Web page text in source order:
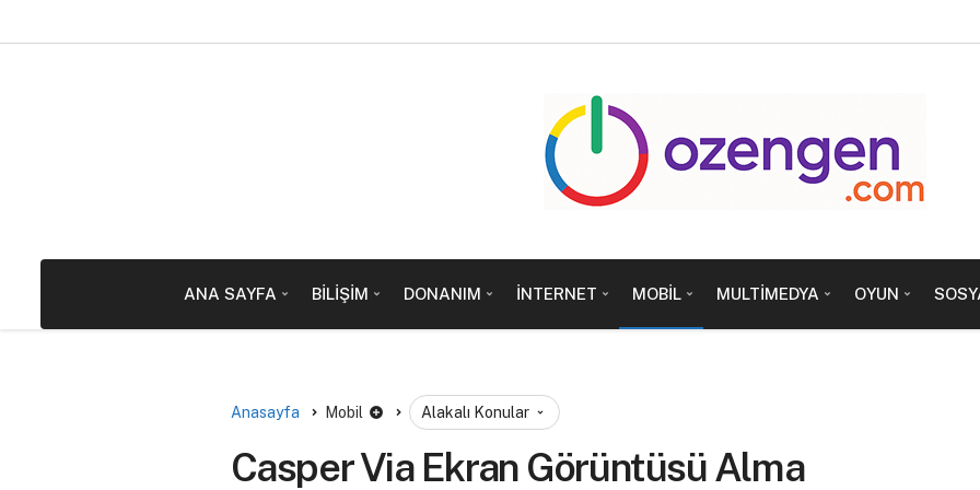
ANA SAYFA BILIŞIM DONANIM İNTERNET MOBIL MULTIMEDYA OYUN
Anasayfa Mobil Alakalı Konular
Casper Via Ekran Görüntüsü Alma